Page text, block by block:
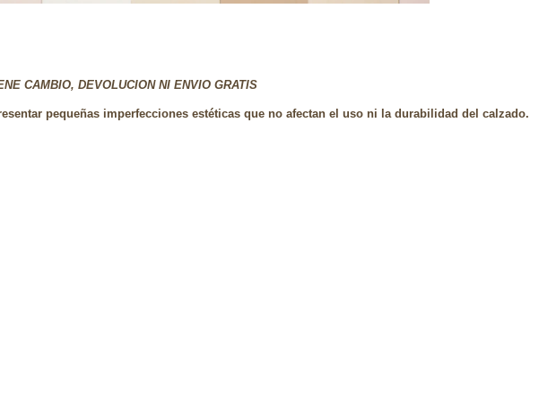
CAMBIO, DEVOLUCION NI ENVIO GRATIS
pequeñas imperfecciones estéticas que no afectan el uso ni la durabilidad del calzado.